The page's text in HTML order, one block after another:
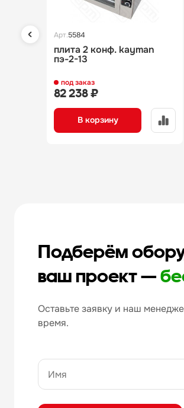
Арт.5584
плита 2 конф. kayman
пэ-2-13
под заказ
82 238 ₽
В корзину
Подберём
ваш проект —
Оставьте заявку и наш
время.